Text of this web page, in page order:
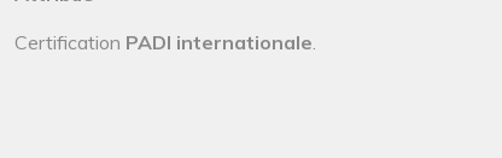
Certification PADI internationale.